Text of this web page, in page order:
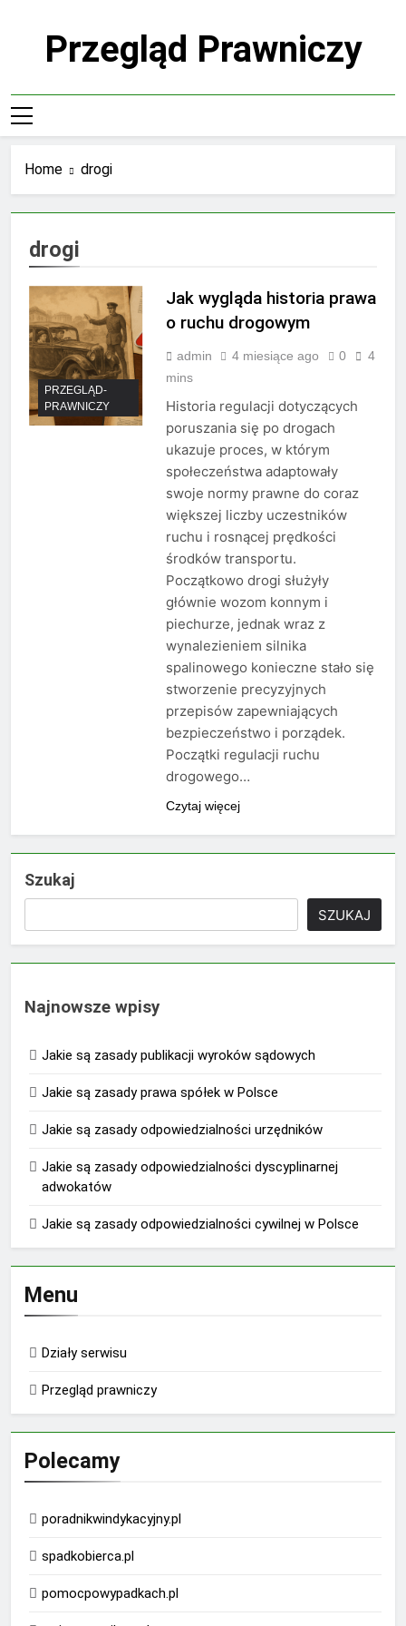
Przegląd Prawniczy
Home drogi
drogi
PRZEGLĄD-
PRAWNICZY
Jak wygląda historia prawa
o ruchu drogowym
admin 4 miesiące ago 0
4
mins
Historia regulacji dotyczących
poruszania się po drogach
ukazuje proces, w którym
społeczeństwa adaptowały
swoje normy prawne do coraz
większej liczby uczestników
ruchu i rosnącej prędkości
środków transportu.
Początkowo drogi służyły
głównie wozom konnym i
piechurze, jednak wraz z
wynalezieniem silnika
spalinowego konieczne stało się
stworzenie precyzyjnych
przepisów zapewniających
bezpieczeństwo i porządek.
Początki regulacji ruchu
drogowego…
Czytaj więcej
Szukaj
SZUKAJ
Najnowsze wpisy
Jakie są zasady publikacji wyroków sądowych
Jakie są zasady prawa spółek w Polsce
Jakie są zasady odpowiedzialności urzędników
Jakie są zasady odpowiedzialności dyscyplinarnej
adwokatów
Jakie są zasady odpowiedzialności cywilnej w Polsce
Menu
Działy serwisu
Przegląd prawniczy
Polecamy
poradnikwindykacyjny.pl
spadkobierca.pl
pomocpowypadkach.pl